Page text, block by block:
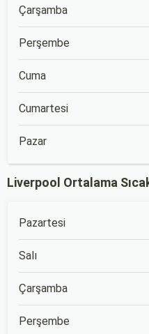
Çarşamba
Perşembe
Cuma
Cumartesi
Pazar
Liverpool Ortalama
Pazartesi
Salı
Çarşamba
Perşembe